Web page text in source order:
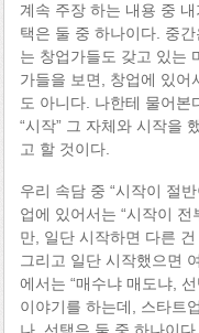
계속 주장 하는 내용 중
택은 둘 중 하나이다. 중
는 창업가들도 갖고 있는
가들을 보면, 창업에 있어
도 아니다. 나한테 물어본
“시작” 그 자체와 시작을
고 할 것이다.
우리 속담 중 “시작이 절
업에 있어서는 “시작이
만, 일단 시작하면 다른
그리고 일단 시작했으면
에서는 “매수냐 매도냐,
이야기를 하는데, 스타트